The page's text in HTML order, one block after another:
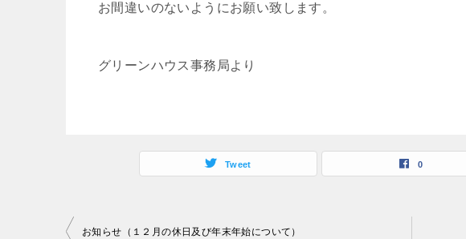
お間違いのないようにお願い致します。
グリーンハウス事務局より
Tweet 0
投
お知らせ（１２月の休日及び年末年始について）